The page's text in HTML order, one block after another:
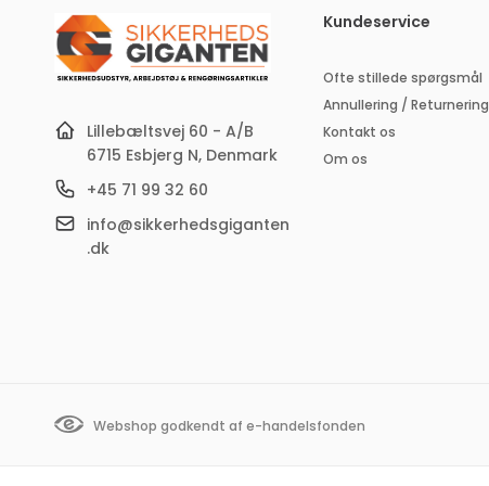
Lillebæltsvej 60 - A/B
6715 Esbjerg N, Denmark
+45 71 99 32 60
info@sikkerhedsgiganten
.dk
Kundeservice
Ofte stillede spørgsmål
Annullering / Returnering
Kontakt os
Om os
Webshop godkendt af e-handelsfonden